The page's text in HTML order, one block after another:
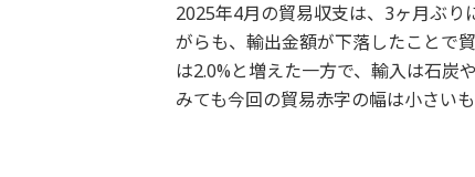
2025年4月の貿易収支は、3ヶ月ぶ
がらも、輸出金額が下落したことで
は2.0%と増えた一方で、輸入は石炭
みても今回の貿易赤字の幅は小さい